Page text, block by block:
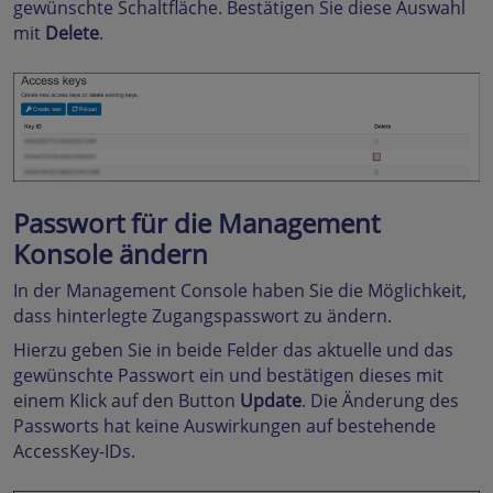
gewünschte Schaltfläche. Bestätigen Sie diese Auswahl
mit Delete.
Passwort für die Management
Konsole ändern
In der Management Console haben Sie die Möglichkeit,
dass hinterlegte Zugangspasswort zu ändern.
Hierzu geben Sie in beide Felder das aktuelle und das
gewünschte Passwort ein und bestätigen dieses mit
einem Klick auf den Button Update. Die Änderung des
Passworts hat keine Auswirkungen auf bestehende
AccessKey-IDs.